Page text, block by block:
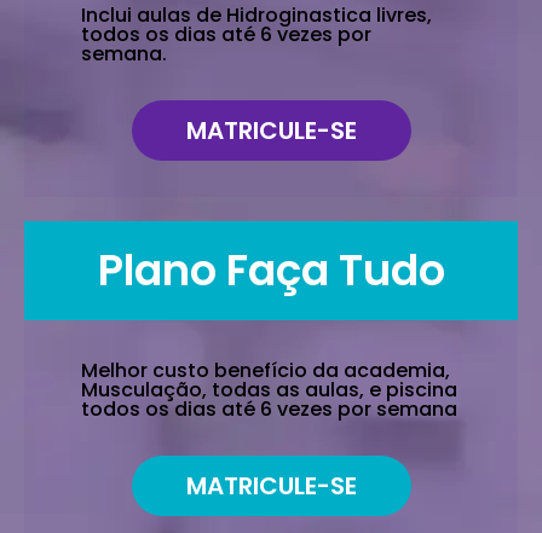
Inclui aulas de Hidroginastica livres,
todos os dias até 6 vezes por
semana.
MATRICULE-SE
Plano Faça Tudo
Melhor custo benefício da academia,
Musculação, todas as aulas, e piscina
todos os dias até 6 vezes por semana
MATRICULE-SE